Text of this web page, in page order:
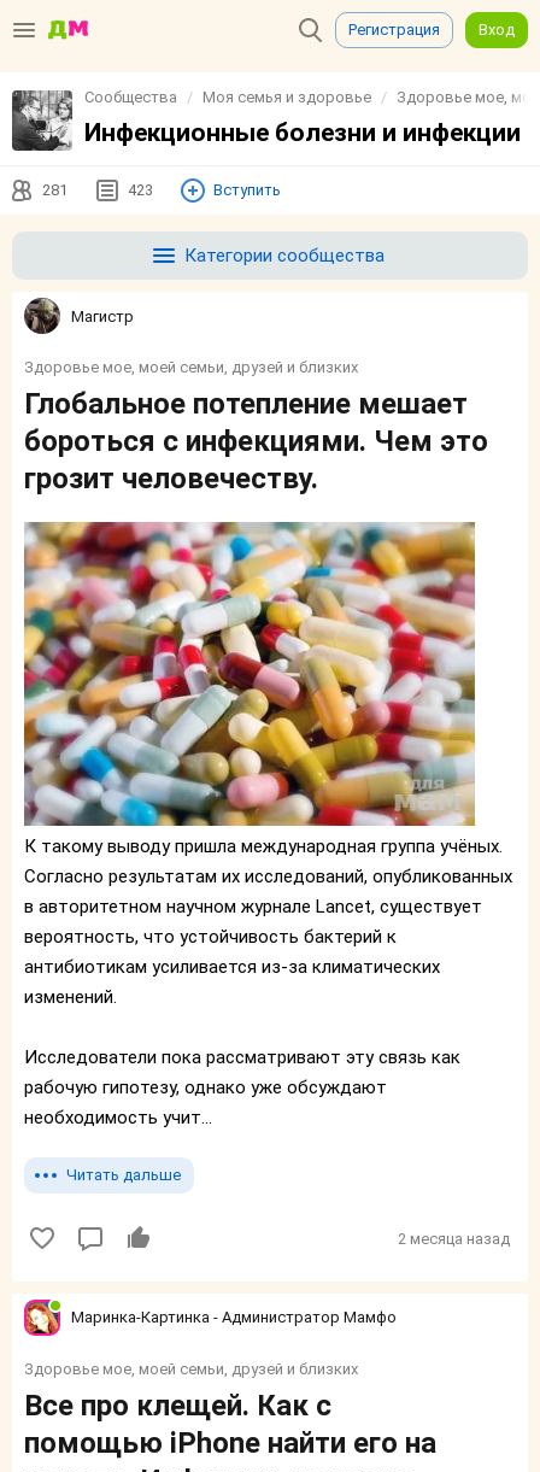
Регистрация Вход
Сообщества Моя семья и здоровье Здоровье мое,
Инфекционные болезни и инфекции
281 423 Вступить
Категории сообщества
Магистр
Здоровье мое, моей семьи, друзей и близких
Глобальное потепление мешает
бороться с инфекциями. Чем это
грозит человечеству.
К такому выводу пришла международная группа учёных.
Согласно результатам их исследований, опубликованных
в авторитетном научном журнале Lancet, существует
вероятность, что устойчивость бактерий к
антибиотикам усиливается из-за климатических
изменений.
Исследователи пока рассматривают эту связь как
рабочую гипотезу, однако уже обсуждают
необходимость учит...
Читать дальше
2 месяца назад
Маринка-Картинка - Администратор Мамфо
Здоровье мое, моей семьи, друзей и близких
Все про клещей. Как с
помощью iPhone найти его на